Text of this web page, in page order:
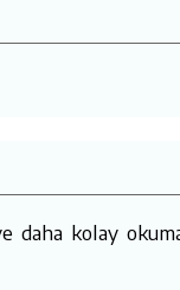
daha kolay